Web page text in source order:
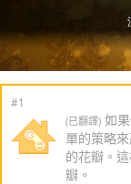
#1
(已翻譯) 如
單的策略
的花瓣。
瓣。